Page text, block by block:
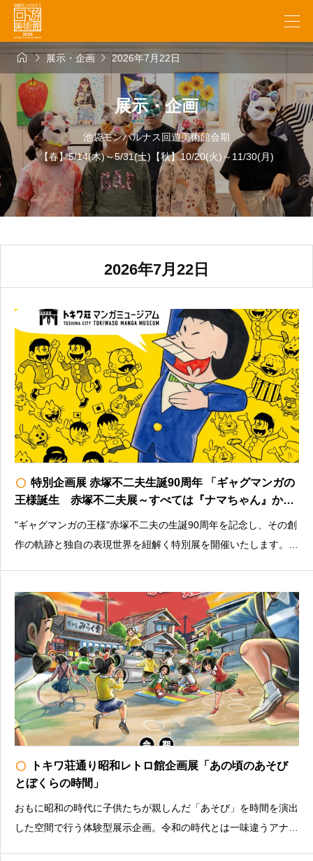
展示・企画2026年7月22日
展示・企画
池袋モンパルナス回遊美術館会期
【春】5/14(木)～5/31(土)【秋】10/20(火)～11/30(月)
2026年7月22日
radio_button_unchecked 特別企画展 赤塚不二夫生誕90周年 「ギャグマンガの
王様誕生 赤塚不二夫展～すべては『ナマちゃん』から
始まった～」
"ギャグマンガの王様"赤塚不二夫の生誕90周年を記念し、その創
作の軌跡と独自の表現世界を紐解く特別展を開催いたします。料
おすすめしますhttps://t
radio_button_unchecked
トキワ荘通り昭和レトロ館企画展「あの頃のあそび
とぼくらの時間」
おもに昭和の時代に子供たちが親しんだ「あそび」を時間を演出
した空間で行う体験型展示企画。令和の時代とは一味違うアナロ